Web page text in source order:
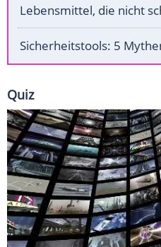
Lebensmittel, die nicht
Sicherheitstools: 5
Quiz